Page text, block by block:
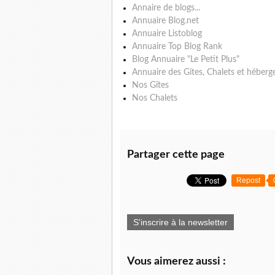
Annaire de blogs...
Annuaire Blog.net
Annuaire Listoblog
Annuaire Top Blog Rank
Blog Annuaire "Le Petit Plus"
Annuaire des Gites, Chalets et
Nos Gîtes
Nos Chalets
Partager cette page
Repost
S'inscrire à la newsletter
Vous aimerez aussi :